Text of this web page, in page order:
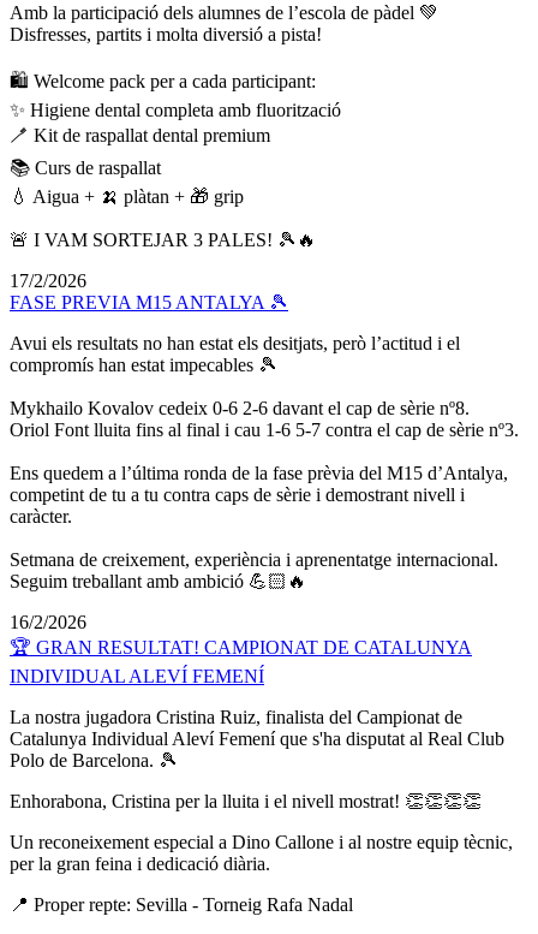
Amb la participació dels alumnes de l’escola de pàdel 💚
Disfresses, partits i molta diversió a pista!
🛍️ Welcome pack per a cada participant:
✨ Higiene dental completa amb fluorització
🪥 Kit de raspallat dental premium
📚 Curs de raspallat
💧 Aigua + 🍌 plàtan + 🎁 grip
🚨 I VAM SORTEJAR 3 PALES! 🎾🔥
17/2/2026
FASE PREVIA M15 ANTALYA 🎾
Avui els resultats no han estat els desitjats, però l’actitud i el
compromís han estat impecables 🎾
Mykhailo Kovalov cedeix 0-6 2-6 davant el cap de sèrie nº8.
Oriol Font lluita fins al final i cau 1-6 5-7 contra el cap de sèrie nº3.
Ens quedem a l’última ronda de la fase prèvia del M15 d’Antalya,
competint de tu a tu contra caps de sèrie i demostrant nivell i
caràcter.
Setmana de creixement, experiència i aprenentatge internacional.
Seguim treballant amb ambició 💪🏻🔥
16/2/2026
🏆 GRAN RESULTAT! CAMPIONAT DE CATALUNYA
INDIVIDUAL ALEVÍ FEMENÍ
La nostra jugadora Cristina Ruiz, finalista del Campionat de
Catalunya Individual Aleví Femení que s'ha disputat al Real Club
Polo de Barcelona. 🎾
Enhorabona, Cristina per la lluita i el nivell mostrat! 👏👏👏👏
Un reconeixement especial a Dino Callone i al nostre equip tècnic,
per la gran feina i dedicació diària.
📍 Proper repte: Sevilla - Torneig Rafa Nadal